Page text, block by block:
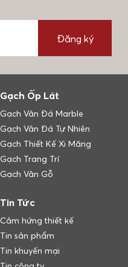
Đăng ký
Gạch Ốp Lát
Gạch Vân Đá Marble
Gạch Vân Đá Tự Nhiên
Gạch Thiết Kế Xi Măng
Gạch Trang Trí
Gạch Vân Gỗ
Tin Tức
Cảm hứng thiết kế
Tin sản phẩm
Tin khuyến mại